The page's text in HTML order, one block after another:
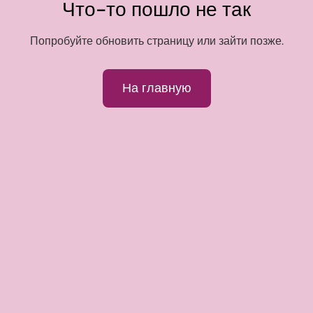
Что-то пошло не так
Попробуйте обновить страницу или зайти позже.
На главную